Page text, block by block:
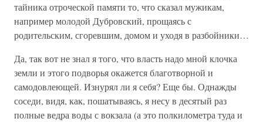
тайника отроческой памяти то, что сказал мужикам,
например молодой Дубровский, прощаясь с
родительским, сгоревшим, домом и уходя в разбойники…
Да, так вот не знал я того, что власть надо мной клочка
земли и этого подворья окажется благотворной и
самодовлеющей. Изнурял ли я себя? Еще бы. Однажды
соседи, видя, как, пошатываясь, я несу в десятый раз
полные ведра воды с вокзала (а это полкилометра туда и